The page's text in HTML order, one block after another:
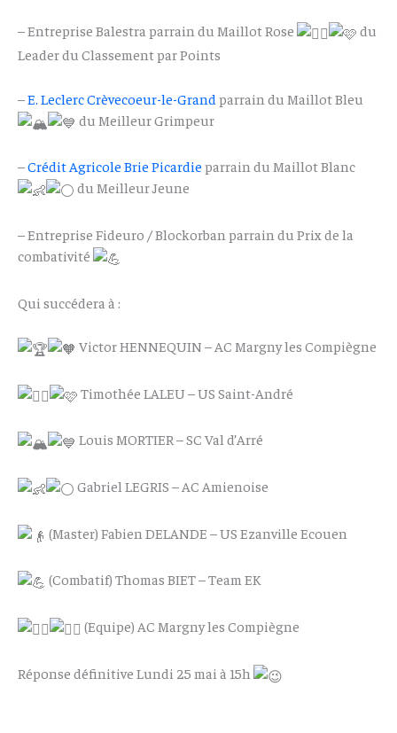
– Entreprise Balestra parrain du Maillot Rose
du
Leader du Classement par Points
–E. Leclerc Crèvecoeur-le-Grand parrain du Maillot Bleu
du Meilleur Grimpeur
–Crédit Agricole Brie Picardie parrain du Maillot Blanc
du Meilleur Jeune
– Entreprise Fideuro / Blockorban parrain du Prix de la
combativité
Qui succédera à :
Victor HENNEQUIN – AC Margny les Compiègne
Timothée LALEU – US Saint-André
Louis MORTIER – SC Val d’Arré
Gabriel LEGRIS – AC Amienoise
(Master) Fabien DELANDE – US Ezanville Ecouen
(Combatif) Thomas BIET – Team EK
(Equipe) AC Margny les Compiègne
Réponse définitive Lundi 25 mai à 15h